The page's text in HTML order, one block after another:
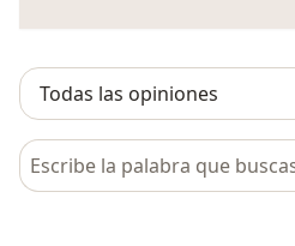
Busca en opiniones